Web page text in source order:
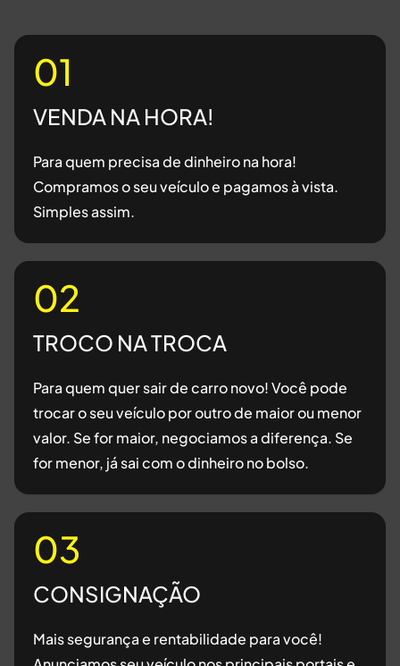
01
VENDA NA HORA!
Para quem precisa de dinheiro na hora!
Compramos o seu veículo e pagamos à vista.
Simples assim.
02
TROCO NA TROCA
Para quem quer sair de carro novo! Você pode
trocar o seu veículo por outro de maior ou menor
valor. Se for maior, negociamos a diferença. Se
for menor, já sai com o dinheiro no bolso.
03
CONSIGNAÇÃO
Mais segurança e rentabilidade para você!